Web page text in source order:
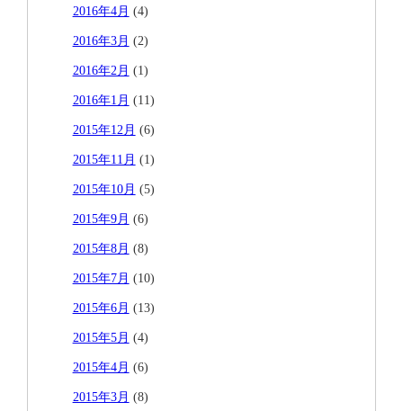
2016年4月 (4)
2016年3月 (2)
2016年2月 (1)
2016年1月 (11)
2015年12月 (6)
2015年11月 (1)
2015年10月 (5)
2015年9月 (6)
2015年8月 (8)
2015年7月 (10)
2015年6月 (13)
2015年5月 (4)
2015年4月 (6)
2015年3月 (8)